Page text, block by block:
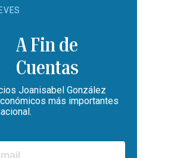
A Fin de
Cuentas
Joanisabel González
más importantes